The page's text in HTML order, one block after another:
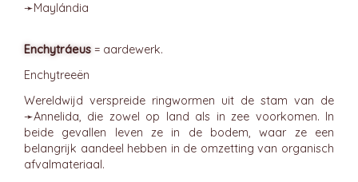
➛Maylándia
Enchytráeus = aardewerk.
Enchytreeën
Wereldwijd verspreide ringwormen uit de stam van de
➛Annelida, die zowel op land als in zee voorkomen. In
beide gevallen leven ze in de bodem, waar ze een
belangrijk aandeel hebben in de omzetting van organisch
afvalmateriaal.